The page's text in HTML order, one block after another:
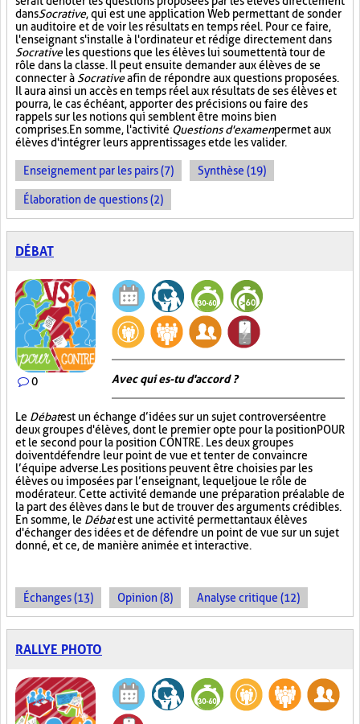
dansSocrative, qui est une application Web permettant de sonder
un auditoire et de voir les résultats en temps réel. Pour ce faire,
l'enseignant s'installe à l'ordinateur et rédige directement dans
Socrativeles questions que les élèves lui soumettent à tour de
rôle dans la classe. Il peut ensuite demander aux élèves de se
connecter à Socrativeafin de répondre aux questions proposées.
Il aura ainsi un accès en temps réel aux résultats de ses élèves et
pourra, le cas échéant, apporter des précisions ou faire des
rappels sur les notions qui semblent être moins bien
comprises. En somme, l'activité Questions d'examenpermet aux
élèves d'intégrer leurs apprentissages et de les valider.
Enseignement par les pairs (7) Synthèse (19)
Élaboration de questions (2)
DÉBAT
0 Avec qui es-tu d'accord ?
Le Débatest un échange d’idées sur un sujet controversé entre
deux groupes d'élèves, dont le premier opte pour la position POUR
et le second pour la position CONTRE. Les deux groupes
doivent défendre leur point de vue et tenter de convaincre
l’équipe adverse. Les positions peuvent être choisies par les
élèves ou imposées par l’enseignant, lequel joue le rôle de
modérateur. Cette activité demande une préparation préalable de
la part des élèves dans le but de trouver des arguments crédibles.
En somme, le Débatest une activité permettant aux élèves
d'échanger des idées et de défendre un point de vue sur un sujet
donné, et ce, de manière animée et interactive.
Échanges (13) Opinion (8) Analyse critique (12)
RALLYE PHOTO